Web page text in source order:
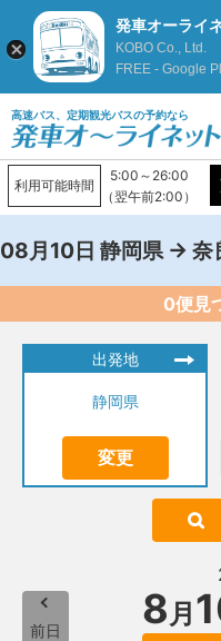
高速バス、定期観光バスの予約なら
利用可能時間
5:00～26:00
（翌午前2:00）
08月10日 静岡県 → 奈
0便見
出発地
静岡県
変更
前日 8月
発車オーライ
KOBO Co., Ltd.
FREE - Google